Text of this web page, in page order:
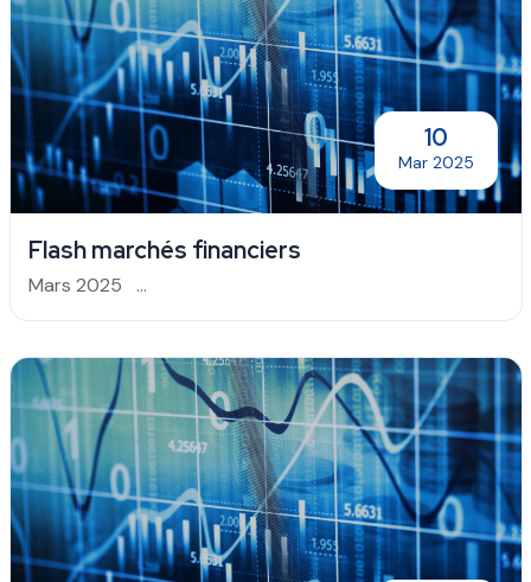
10
Mar 2025
Flash marchés financiers
Mars 2025 ...